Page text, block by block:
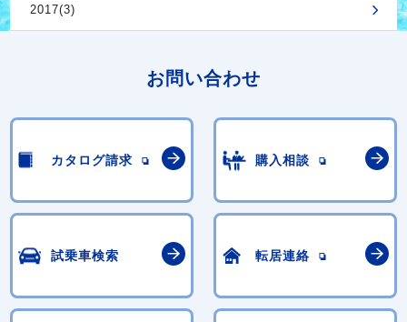
2017(3)
お問い合わせ
カタログ請求 購入相談
試乗車検索 転居連絡